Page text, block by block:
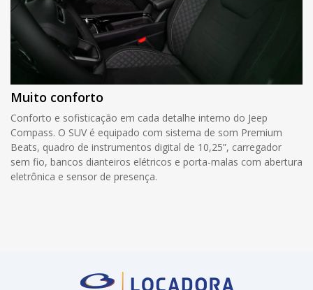
Muito conforto
Conforto e sofisticação em cada detalhe interno do Jeep
Compass. O SUV é equipado com sistema de som Premium
Beats, quadro de instrumentos digital de 10,25”, carregador
sem fio, bancos dianteiros elétricos e porta-malas com abertura
eletrônica e sensor de presença.